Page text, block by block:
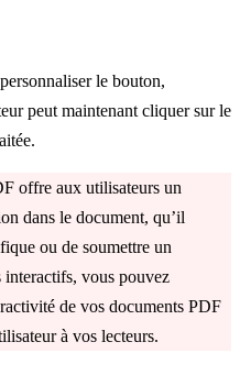
le bouton,
peut maintenant cliquer sur le
offre aux utilisateurs un
dans le document, qu’il
ou de soumettre un
vous pouvez
de vos documents PDF
à vos lecteurs.